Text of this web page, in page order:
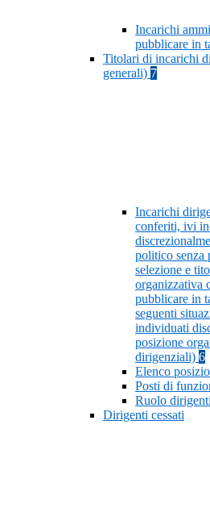
Incarichi
pubblicare in
Titolari di incarichi
generali) 7
Incarichi
conferiti, ivi
politico senza
selezione e
organizzativa
pubblicare in
seguenti
individuati
posizione
dirigenziali) 6
Elenco
Posti di
Ruolo dirigenti
Dirigenti cessati